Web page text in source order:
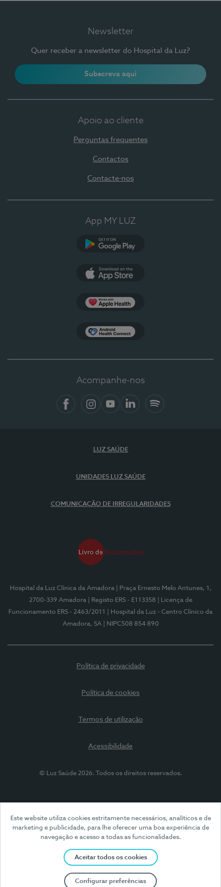
Este website utiliza cookies estritamente necessários, analíticos e de
marketing e publicidade, para lhe oferecer uma boa experiência de
navegação e acesso a todas as funcionalidades.
Aceitar todos os cookies
Configurar preferências
Newsletter
Quer receber a newsletter do Hospital da Luz?
Subscreva aqui
Apoio ao cliente
Perguntas frequentes
Contactos
Contacte-nos
App MY LUZ
Acompanhe-nos
LUZ SAÚDE
UNIDADES LUZ SAÚDE
COMUNICAÇÃO DE IRREGULARIDADES
Hospital da Luz Clínica da Amadora
| Praça Ernesto Melo Antunes, 1,
2700-339 Amadora
| Registo ERS - E113358
| Licença de
Funcionamento ERS - 2463/2011
| Hospital da Luz - Centro Clínico da
Amadora, SA
| NIPC508 854 890
Política de privacidade
Política de cookies
Termos de utilização
Acessibilidade
© Luz Saúde 2026. Todos os direitos reservados.